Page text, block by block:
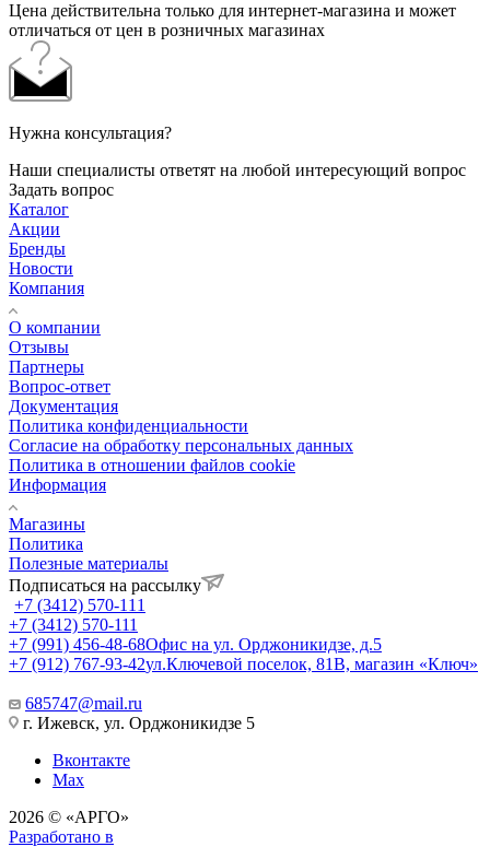
Цена действительна только для интернет-магазина и может
отличаться от цен в розничных магазинах
Нужна консультация?
Наши специалисты ответят на любой интересующий вопрос
Задать вопрос
Каталог
Акции
Бренды
Новости
Компания
О компании
Отзывы
Партнеры
Вопрос-ответ
Документация
Политика конфиденциальности
Согласие на обработку персональных данных
Политика в отношении файлов cookie
Информация
Магазины
Политика
Полезные материалы
Подписаться на рассылку
+7 (3412) 570-111
+7 (3412) 570-111
+7 (991) 456-48-68Офис на ул. Орджоникидзе, д.5
+7 (912) 767-93-42ул.Ключевой поселок, 81В, магазин «Ключ»
685747@mail.ru
г. Ижевск, ул. Орджоникидзе 5
Вконтакте
Max
2026 © «АРГО»
Разработано в